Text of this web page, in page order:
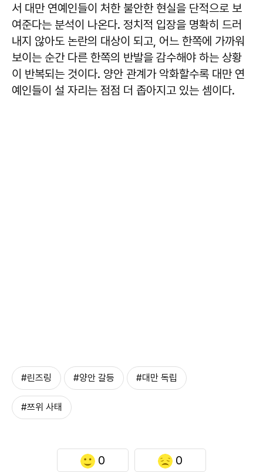
서 대만 연예인들이 처한 불안한 현실을 단적으로 보
여준다는 분석이 나온다. 정치적 입장을 명확히 드러
내지 않아도 논란의 대상이 되고, 어느 한쪽에 가까워
보이는 순간 다른 한쪽의 반발을 감수해야 하는 상황
이 반복되는 것이다. 양안 관계가 악화할수록 대만 연
예인들이 설 자리는 점점 더 좁아지고 있는 셈이다.
#린즈링 #양안 갈등 #대만 독립
#쯔위 사태
0 0